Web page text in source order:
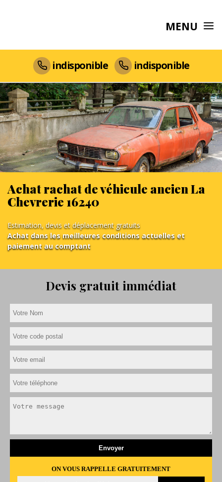
MENU
indisponible indisponible
Achat rachat de véhicule ancien La
Chevrerie 16240
Estimation, devis et déplacement gratuits
Achat dans les meilleures conditions actuelles et
paiement au comptant
Devis gratuit immédiat
ON VOUS RAPPELLE GRATUITEMENT